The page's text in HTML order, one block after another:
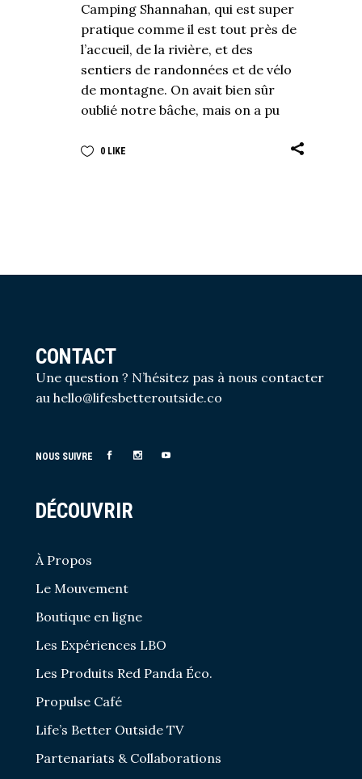
Camping Shannahan, qui est super
pratique comme il est tout près de
l’accueil, de la rivière, et des
sentiers de randonnées et de vélo
de montagne. On avait bien sûr
oublié notre bâche, mais on a pu
0 LIKE
CONTACT
Une question ? N’hésitez pas à nous contacter
au hello@lifesbetteroutside.co
NOUS SUIVRE
DÉCOUVRIR
À Propos
Le Mouvement
Boutique en ligne
Les Expériences LBO
Les Produits Red Panda Éco.
Propulse Café
Life’s Better Outside TV
Partenariats & Collaborations